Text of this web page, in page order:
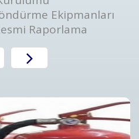
Ekipmanları
Raporlama